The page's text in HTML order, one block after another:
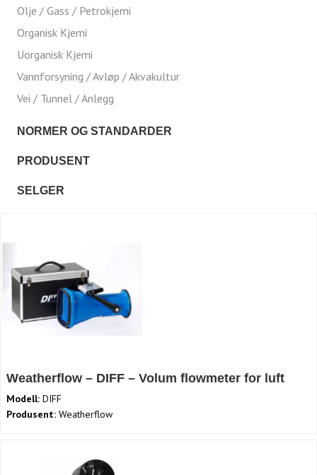
Olje / Gass / Petrokjemi
Organisk Kjemi
Uorganisk Kjemi
Vannforsyning / Avløp / Akvakultur
Vei / Tunnel / Anlegg
NORMER OG STANDARDER
PRODUSENT
SELGER
Weatherflow – DIFF – Volum flowmeter for luft
Modell: DIFF
Produsent: Weatherflow